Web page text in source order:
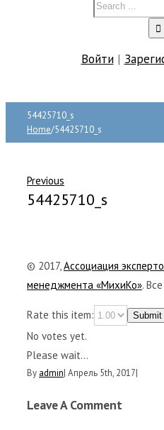
Войти|
54425710_s
Home/54425710_s
Previous
54425710_s
© 2017,Ассоциация
менеджмента «МихиКо».
Rate this item: Submit
No votes yet.
Please wait...
By admin| Апрель 5th, 2017|
Leave A Comment